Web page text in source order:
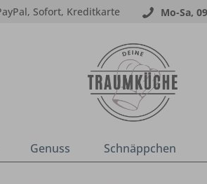
Sofort, Kreditkarte Mo-Sa,
Genuss Schnäppchen